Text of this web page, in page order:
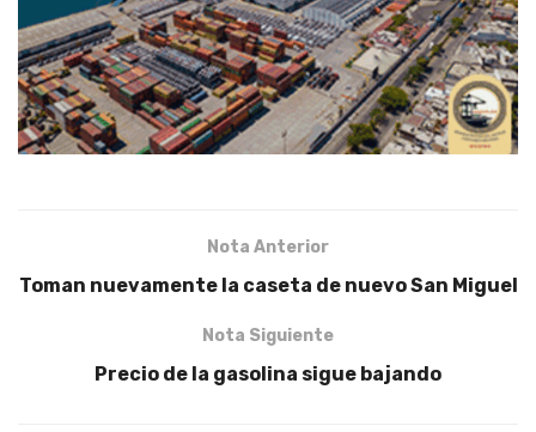
Nota Anterior
Toman nuevamente la caseta de nuevo San Miguel
Nota Siguiente
Precio de la gasolina sigue bajando